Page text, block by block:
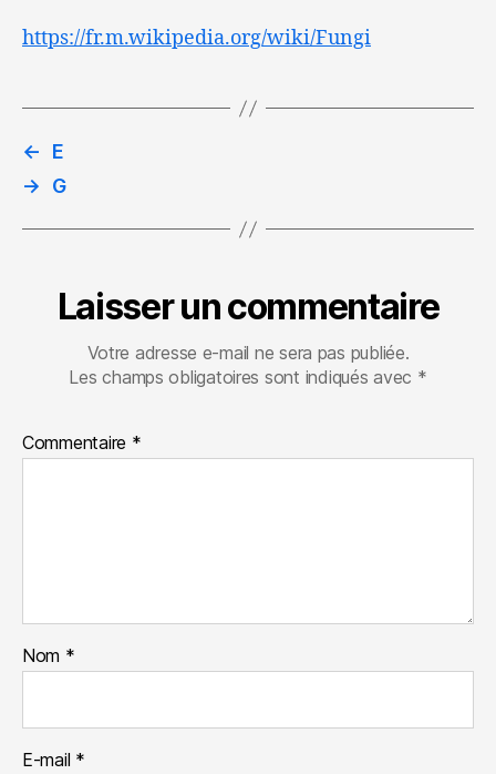
https://fr.m.wikipedia.org/wiki/Fungi
←
E
→
G
Laisser un commentaire
Votre adresse e-mail ne sera pas publiée.
Les champs obligatoires sont indiqués avec *
Commentaire *
Nom *
E-mail *